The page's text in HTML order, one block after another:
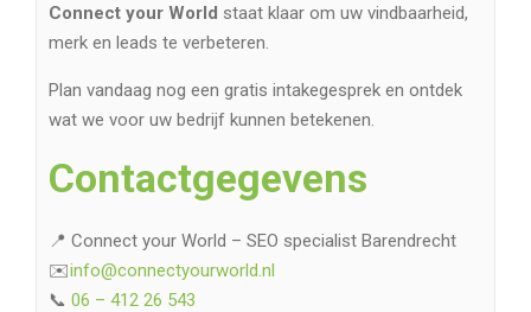
Connect your World staat klaar om uw vindbaarheid,
merk en leads te verbeteren.
Plan vandaag nog een gratis intakegesprek en ontdek
wat we voor uw bedrijf kunnen betekenen.
Contactgegevens
📍 Connect your World – SEO specialist Barendrecht
✉️info@connectyourworld.nl
📞 06 – 412 26 543